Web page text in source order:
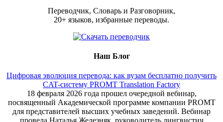
Переводчик, Словарь и Разговорник,
20+ языков, избранные переводы.
Наш Блог
Цифровая эволюция перевода: как вузам бесплатно получить
CAT-систему PROMT Translation Factory
18 февраля 2026 года прошел очередной вебинар,
посвященный Академической программе компании PROMT
для представителей высших учебных заведений. Вебинар